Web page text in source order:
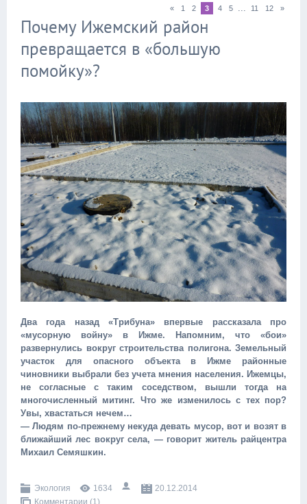
« 1 2 3 4 5 ... 11 12 »
Почему Ижемский район
превращается в «большую
помойку»?
Два года назад «Трибуна» впервые рассказала про
«мусорную войну» в Ижме. Напомним, что «бои»
развернулись вокруг строительства полигона. Земельный
участок для опасного объекта в Ижме районные
чиновники выбрали без учета мнения населения. Ижемцы,
не согласные с таким соседством, вышли тогда на
многочисленный митинг. Что же изменилось с тех пор?
Увы, хвастаться нечем…
— Людям по-прежнему некуда девать мусор, вот и возят в
ближайший лес вокруг села, — говорит житель райцентра
Михаил Семяшкин.
Экология 1634
20.12.2014
Комментарии (1)